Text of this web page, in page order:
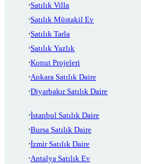
Satılık Villa
Satılık Müstakil Ev
Satılık Tarla
Satılık Yazlık
Konut Projeleri
Ankara Satılık Daire
Diyarbakır Satılık Daire
İstanbul Satılık Daire
Bursa Satılık Daire
İzmir Satılık Daire
Antalya Satılık Ev